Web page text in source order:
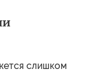
слишком